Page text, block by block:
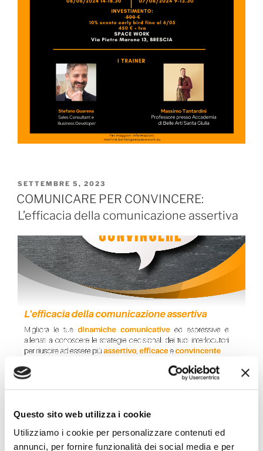
Questo sito web utilizza i cookie
Utilizziamo i cookie per personalizzare contenuti ed
annunci, per fornire funzionalità dei social media e per
SETTEMBRE 5, 2023
COMUNICARE PER CONVINCERE:
L’efficacia della comunicazione assertiva